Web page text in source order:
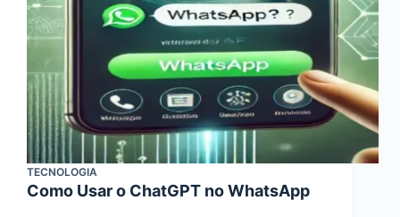
TECNOLOGIA
Como Usar o ChatGPT no WhatsApp